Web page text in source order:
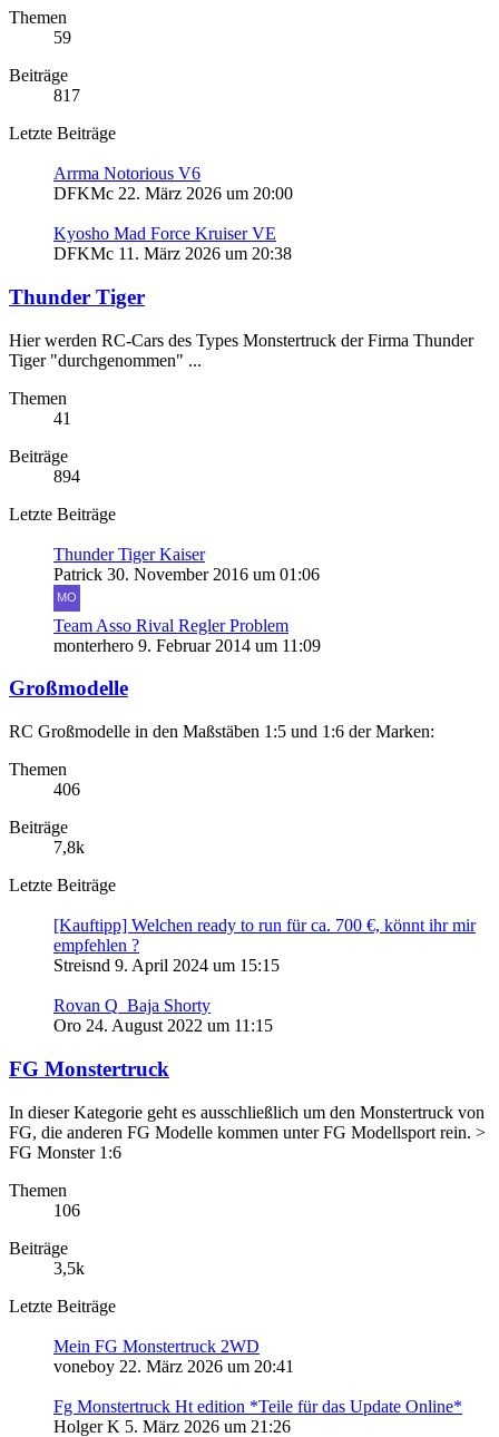
Themen
59
Beiträge
817
Letzte Beiträge
Arrma Notorious V6
DFKMc 22. März 2026 um 20:00
Kyosho Mad Force Kruiser VE
DFKMc 11. März 2026 um 20:38
Thunder Tiger
Hier werden RC-Cars des Types Monstertruck der Firma Thunder
Tiger "durchgenommen" ...
Themen
41
Beiträge
894
Letzte Beiträge
Thunder Tiger Kaiser
Patrick 30. November 2016 um 01:06
Team Asso Rival Regler Problem
monterhero 9. Februar 2014 um 11:09
Großmodelle
RC Großmodelle in den Maßstäben 1:5 und 1:6 der Marken:
Themen
406
Beiträge
7,8k
Letzte Beiträge
[Kauftipp] Welchen ready to run für ca. 700 €, könnt ihr mir
empfehlen ?
Streisnd 9. April 2024 um 15:15
Rovan Q_Baja Shorty
Oro 24. August 2022 um 11:15
FG Monstertruck
In dieser Kategorie geht es ausschließlich um den Monstertruck von
FG, die anderen FG Modelle kommen unter FG Modellsport rein. >
FG Monster 1:6
Themen
106
Beiträge
3,5k
Letzte Beiträge
Mein FG Monstertruck 2WD
voneboy 22. März 2026 um 20:41
Fg Monstertruck Ht edition *Teile für das Update Online*
Holger K 5. März 2026 um 21:26